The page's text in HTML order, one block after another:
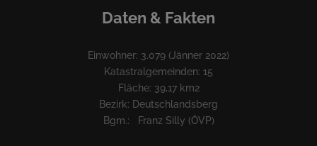
Daten & Fakten
Einwohner: 3.079 (Jänner 2022)
Katastralgemeinden: 15
Fläche: 39,17 km2
Bezirk: Deutschlandsberg
Bgm.: Franz Silly (ÖVP)